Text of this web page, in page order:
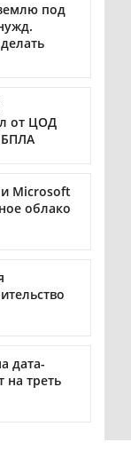
под
от ЦОД
БПЛА
Microsoft
облако
дата-
на треть